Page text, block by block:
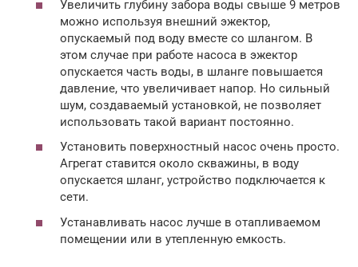
Увеличить глубину забора воды свыше 9 метров
можно используя внешний эжектор,
опускаемый под воду вместе со шлангом. В
этом случае при работе насоса в эжектор
опускается часть воды, в шланге повышается
давление, что увеличивает напор. Но сильный
шум, создаваемый установкой, не позволяет
использовать такой вариант постоянно.
Установить поверхностный насос очень просто.
Агрегат ставится около скважины, в воду
опускается шланг, устройство подключается к
сети.
Устанавливать насос лучше в отапливаемом
помещении или в утепленную емкость.